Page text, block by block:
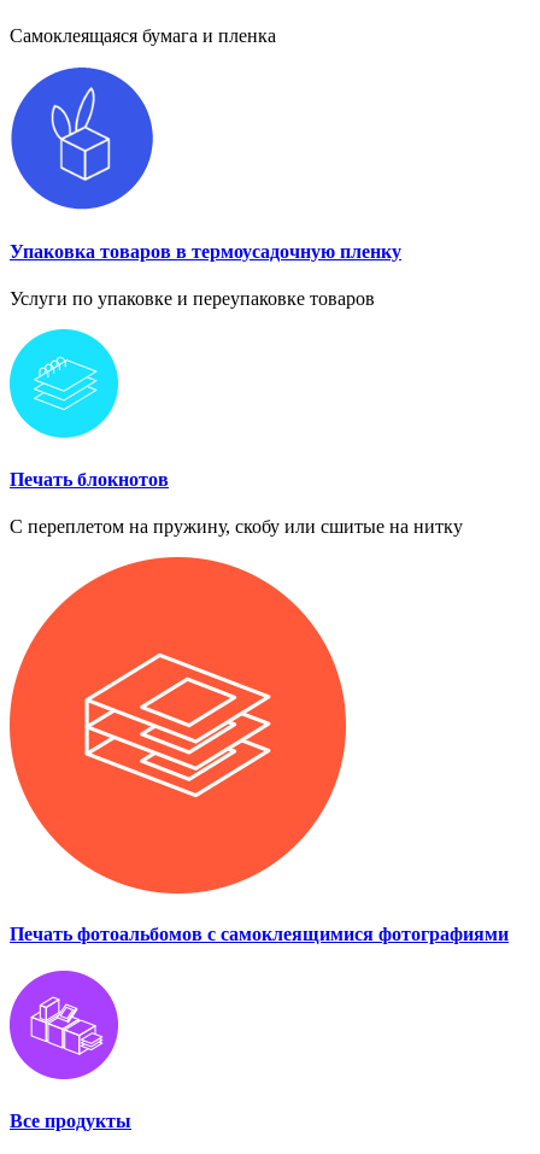
Самоклеящаяся бумага и пленка
Упаковка товаров в термоусадочную пленку
Услуги по упаковке и переупаковке товаров
Печать блокнотов
С переплетом на пружину, скобу или сшитые на нитку
Печать фотоальбомов с самоклеящимися фотографиями
Все продукты